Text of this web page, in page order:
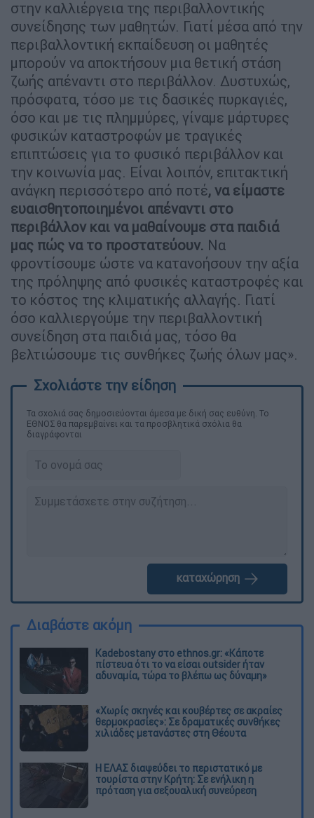
στην καλλιέργεια της περιβαλλοντικής
συνείδησης των μαθητών. Γιατί μέσα από την
περιβαλλοντική εκπαίδευση οι μαθητές
μπορούν να αποκτήσουν μια θετική στάση
ζωής απέναντι στο περιβάλλον. Δυστυχώς,
πρόσφατα, τόσο με τις δασικές πυρκαγιές,
όσο και με τις πλημμύρες, γίναμε μάρτυρες
φυσικών καταστροφών με τραγικές
επιπτώσεις για το φυσικό περιβάλλον και
την κοινωνία μας. Είναι λοιπόν, επιτακτική
ανάγκη περισσότερο από ποτέ, να είμαστε
ευαισθητοποιημένοι απέναντι στο
περιβάλλον και να μαθαίνουμε στα παιδιά
μας πώς να το προστατεύουν. Να
φροντίσουμε ώστε να κατανοήσουν την αξία
της πρόληψης από φυσικές καταστροφές και
το κόστος της κλιματικής αλλαγής. Γιατί
όσο καλλιεργούμε την περιβαλλοντική
συνείδηση στα παιδιά μας, τόσο θα
βελτιώσουμε τις συνθήκες ζωής όλων μας».
Τα σχολιά σας δημοσιεύονται άμεσα με δική σας ευθύνη. Το
ΕΘΝΟΣ θα παρεμβαίνει και τα προσβλητικά σχόλια θα
διαγράφονται
καταχώρηση
Διαβάστε ακόμη
Kadebostany στο ethnos.gr: «Κάποτε
πίστευα ότι το να είσαι outsider ήταν
αδυναμία, τώρα το βλέπω ως δύναμη»
«Χωρίς σκηνές και κουβέρτες σε ακραίες
θερμοκρασίες»: Σε δραματικές συνθήκες
χιλιάδες μετανάστες στη Θέουτα
Η ΕΛΑΣ διαψεύδει το περιστατικό με
τουρίστα στην Κρήτη: Σε ενήλικη η
πρόταση για σεξουαλική συνεύρεση